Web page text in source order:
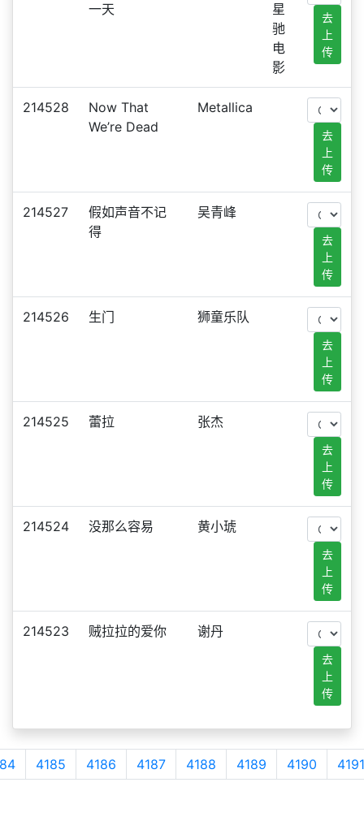
一天
星
驰
电
影
去
上
传
214528
Now That
We’re Dead
Metallica
去
上
传
214527
假如声音不记
得
吴青峰
去
上
传
214526 生门 狮童乐队
去
上
传
214525 蕾拉 张杰
去
上
传
214524 没那么容易 黄小琥
去
上
传
214523 贼拉拉的爱你 谢丹
去
上
传
4185 4186 4187 4188 4189 4190 4191